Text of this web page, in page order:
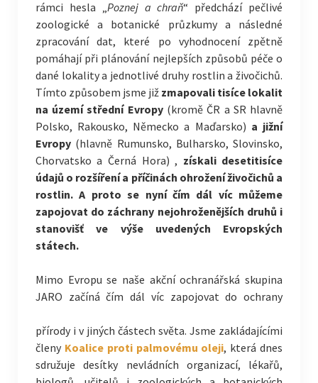
rámci hesla „Poznej a chraň“ předchází pečlivé
zoologické a botanické průzkumy a následné
zpracování dat, které po vyhodnocení zpětně
pomáhají při plánování nejlepších způsobů péče o
dané lokality a jednotlivé druhy rostlin a živočichů.
Tímto způsobem jsme již zmapovali tisíce lokalit
na území střední Evropy(kromě ČR a SR hlavně
Polsko, Rakousko, Německo a Maďarsko) a jižní
Evropy(hlavně Rumunsko, Bulharsko, Slovinsko,
Chorvatsko a Černá Hora) , získali desetitisíce
údajů o rozšíření a příčinách ohrožení živočichů a
rostlin. A proto se nyní čím dál víc můžeme
zapojovat do záchrany nejohroženějších druhů i
stanovišť ve výše uvedených Evropských
státech.
Mimo Evropu se naše akční ochranářská skupina
JARO začíná čím dál víc zapojovat do ochrany
přírody i v jiných částech světa. Jsme zakládajícími
členy Koalice proti palmovému oleji, která dnes
sdružuje desítky nevládních organizací, lékařů,